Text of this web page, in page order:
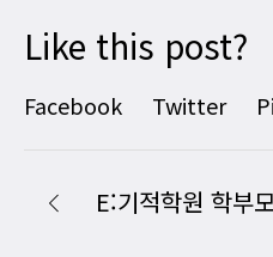
Like this post?
Facebook Twitter
E:기적학원 학부